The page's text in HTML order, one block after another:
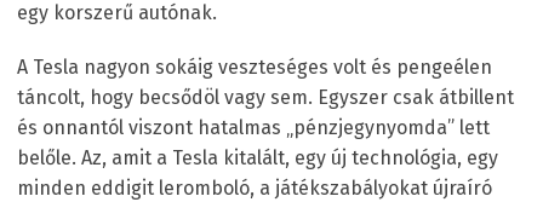
egy korszerű autónak.
A Tesla nagyon sokáig veszteséges volt és pengeélen
táncolt, hogy becsődöl vagy sem. Egyszer csak átbillent
és onnantól viszont hatalmas „pénzjegynyomda” lett
belőle. Az, amit a Tesla kitalált, egy új technológia, egy
minden eddigit leromboló, a játékszabályokat újraíró